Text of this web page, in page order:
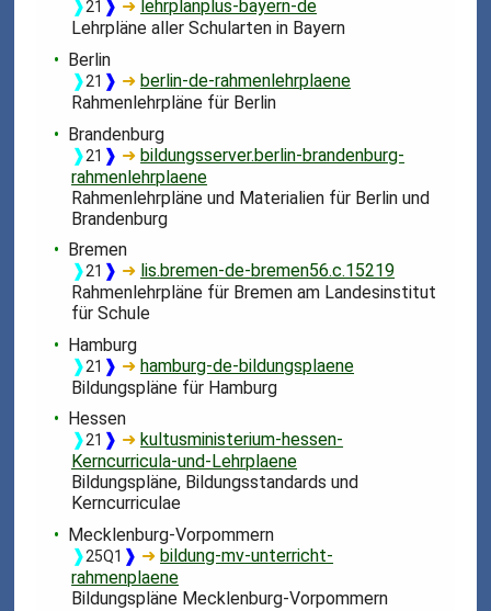
❱21 ❱ ➜ lehrplanplus-bayern-de
Lehrpläne aller Schularten in Bayern
Berlin
❱21 ❱ ➜berlin-de-rahmenlehrplaene
Rahmenlehrpläne für Berlin
Brandenburg
❱21 ❱ ➜bildungsserver.berlin-brandenburg-
rahmenlehrplaene
Rahmenlehrpläne und Materialien für Berlin und
Brandenburg
Bremen
❱21 ❱ ➜ lis.bremen-de-bremen56.c.15219
Rahmenlehrpläne für Bremen am Landesinstitut
für Schule
Hamburg
❱21 ❱ ➜hamburg-de-bildungsplaene
Bildungspläne für Hamburg
Hessen
❱21 ❱ ➜ kultusministerium-hessen-
Kerncurricula-und-Lehrplaene
Bildungspläne, Bildungsstandards und
Kerncurriculae
Mecklenburg-Vorpommern
❱25Q1 ❱ ➜bildung-mv-unterricht-
rahmenplaene
Bildungspläne Mecklenburg-Vorpommern